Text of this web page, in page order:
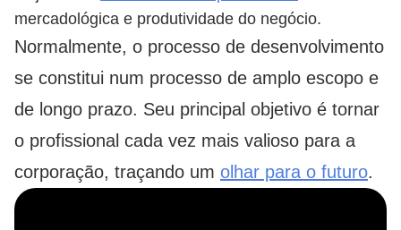
mercadológica e produtividade do negócio.
Normalmente, o processo de desenvolvimento
se constitui num processo de amplo escopo e
de longo prazo. Seu principal objetivo é tornar
o profissional cada vez mais valioso para a
corporação, traçando um olhar para o futuro.